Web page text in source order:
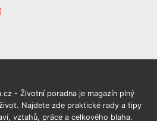
- Životní poradna je magazín plný
Najdete zde praktické rady a tipy
vztahů, práce a celkového blaha.